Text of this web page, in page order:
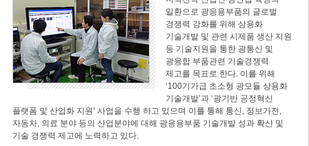
일환으로 광응용부품의 글로벌
경쟁력 강화를 위해 상용화
기술개발 및 관련 시제품 생산 지원
등 기술지원을 통한 광통신 및
광융합 부품관련 기술경쟁력
제고를 목표로 한다. 이를 위해
‘100기가급 초소형 광모듈 상용화
기술개발’과 ‘광기반 공정혁신
플랫폼 및 산업화 지원’ 사업을 수행 하고 있으며 이를 통해 통신, 정보가전,
자동차, 의료 분야 등의 산업분야에 대해 광응용부품 기술개발 성과 확산 및
기술 경쟁력 제고에 노력하고 있다.